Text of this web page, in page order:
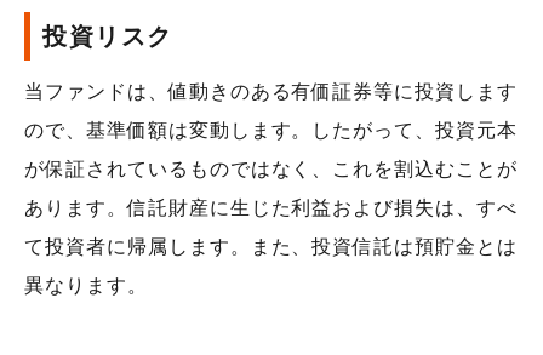
投資リスク
当ファンドは、値動きのある有価証券等に投資します
ので、基準価額は変動します。したがって、投資元本
が保証されているものではなく、これを割込むことが
あります。信託財産に生じた利益および損失は、すべ
て投資者に帰属します。また、投資信託は預貯金とは
異なります。